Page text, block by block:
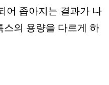
어 좁아지는 결과가 나
스의 용량을 다르게 하